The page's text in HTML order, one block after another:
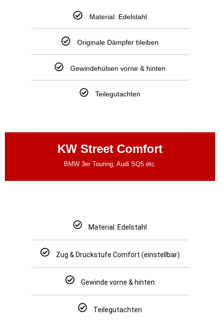
Material: Edelstahl
Originale Dämpfer bleiben
Gewindehülsen vorne & hinten
Teilegutachten
KW Street Comfort
BMW 3er Touring, Audi SQ5 etc.
Material: Edelstahl
Zug & Druckstufe Comfort (einstellbar)
Gewinde vorne & hinten
Teilegutachten